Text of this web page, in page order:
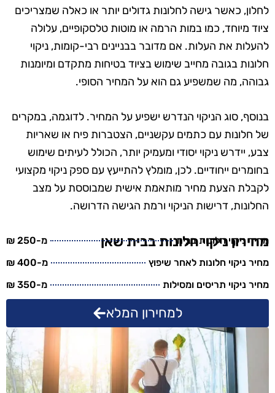
לחלון, כאשר גישה לחלונות גדולים יותר או כאלה שמצריכים
ציוד מיוחד, כמו במות הרמה או מוטות טלסקופיים, עלולה
להעלות את העלות. אם מדובר בבניינים רבי-קומות, ניקוי
חלונות בגובה מחייב שימוש בציוד בטיחות מתקדם ומיומנות
גבוהה, מה שמשפיע גם הוא על המחיר הסופי.
בנוסף, סוג הניקוי הנדרש ישפיע על המחיר. לדוגמה, במקרים
של חלונות עם כתמים עקשניים, הצטברות פיח או שאריות
צבע, יידרש ניקוי יסודי ומעמיק יותר, הכולל לעיתים שימוש
בחומרים ייחודיים. לכן, מומלץ להתייעץ עם ספק ניקוי מקצועי
לקבלת הצעת מחיר מותאמת אישית שמבוססת על מצב
החלונות, דרישות הניקוי ורמת הגישה הדרושה.
מחירון ניקוי חלונות בבית שאן
מחיר ניקוי חלונות בבית
מ-250 ₪
מחיר ניקוי חלונות לאחר שיפוץ
מ-400 ₪
מחיר ניקוי תריסים ומסילות
מ-350 ₪
למחירון המלא